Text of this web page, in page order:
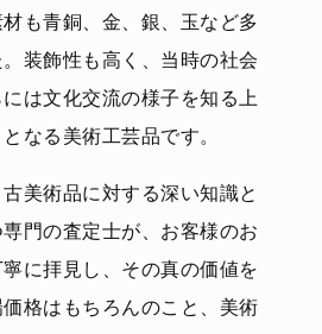
も青銅、金、銀、玉など多
装飾性も高く、当時の社会
は文化交流の様子を知る上
なる美術工芸品です。
美術品に対する深い知識と
門の査定士が、お客様のお
に拝見し、その真の価値を
格はもちろんのこと、美術